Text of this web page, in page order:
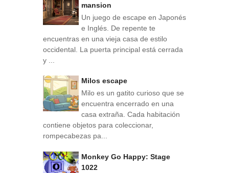
mansion
Un juego de escape en Japonés
e Inglés. De repente te
encuentras en una vieja casa de estilo
occidental. La puerta principal está cerrada
y ...
Milos escape
Milo es un gatito curioso que se
encuentra encerrado en una
casa extraña. Cada habitación
contiene objetos para coleccionar,
rompecabezas pa...
Monkey Go Happy: Stage
1022